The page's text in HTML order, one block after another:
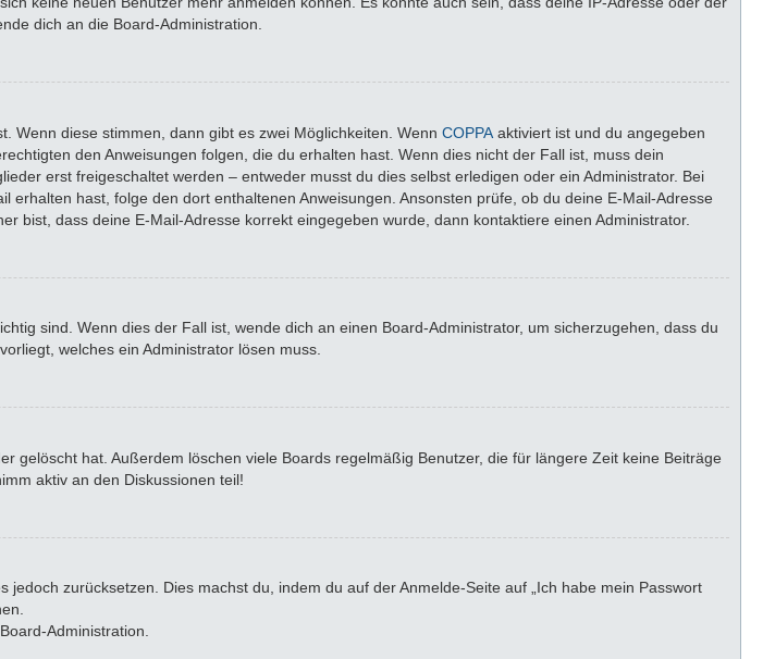
dich an die Board-Administration.
Wenn diese stimmen, dann gibt es zwei Möglichkeiten. Wenn COPPA aktiviert ist und du angegeben
den Anweisungen folgen, die du erhalten hast. Wenn dies nicht der Fall ist, muss dein
erst freigeschaltet werden – entweder musst du dies selbst erledigen oder ein Administrator. Bei
hast, folge den dort enthaltenen Anweisungen. Ansonsten prüfe, ob du deine E-Mail-Adresse
bist, dass deine E-Mail-Adresse korrekt eingegeben wurde, dann kontaktiere einen Administrator.
sind. Wenn dies der Fall ist, wende dich an einen Board-Administrator, um sicherzugehen, dass du
welches ein Administrator lösen muss.
gelöscht hat. Außerdem löschen viele Boards regelmäßig Benutzer, die für längere Zeit keine Beiträge
aktiv an den Diskussionen teil!
zurücksetzen. Dies machst du, indem du auf der Anmelde-Seite auf „Ich habe mein Passwort
Administration.